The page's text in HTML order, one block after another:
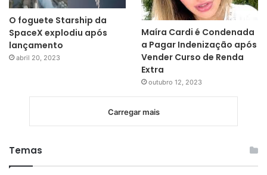
O foguete Starship da
SpaceX explodiu após
lançamento
abril 20, 2023
Maíra Cardi é Condenada
a Pagar Indenização após
Vender Curso de Renda
Extra
outubro 12, 2023
Carregar mais
Temas